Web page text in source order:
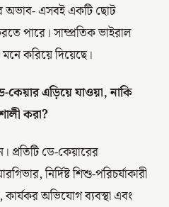
অভাব- এসবই একটি ছোট
পারে। সাম্প্রতিক ভাইরাল
করিয়ে দিয়েছে।
কেয়ার এড়িয়ে যাওয়া, নাকি
করা?
প্রতিটি ডে-কেয়ারের
নির্দিষ্ট শিশু-পরিচর্যাকারী
অভিযোগ ব্যবস্থা এবং